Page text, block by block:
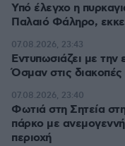
Υπό έλεγχο η
Παλαιό Φάληρο,
Εντυπωσιάζει με την
Όσμαν στις διακοπές
07.08.2026, 23:43
Φωτιά στη Σητεία
πάρκο με
περιοχή
07.08.2026, 23:40